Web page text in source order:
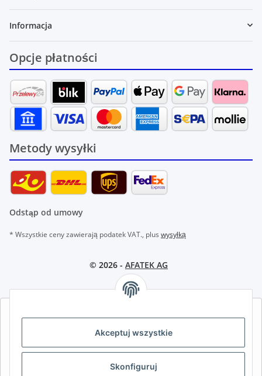
Akceptuj wszystkie
Skonfiguruj
Informacja
Opcje płatności
Metody wysyłki
Odstąp od umowy
* Wszystkie ceny zawierają podatek VAT., plus wysyłką
© 2026 - AFATEK AG
AFATEK INTERNATIONAL – WYBIERZ REGION I JĘZYK | SELECT
DE AT CH (DE) CH (FR)
BE (NL) BE (FR)